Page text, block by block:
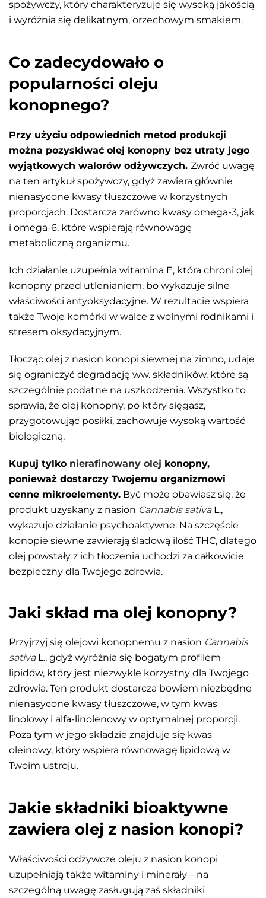
spożywczy, który charakteryzuje się wysoką jakością
i wyróżnia się delikatnym, orzechowym smakiem.
Co zadecydowało o
popularności oleju
konopnego?
Przy użyciu odpowiednich metod produkcji
można pozyskiwać olej konopny bez utraty jego
wyjątkowych walorów odżywczych. Zwróć uwagę
na ten artykuł spożywczy, gdyż zawiera głównie
nienasycone kwasy tłuszczowe w korzystnych
proporcjach. Dostarcza zarówno kwasy omega-3, jak
i omega-6, które wspierają równowagę
metaboliczną organizmu.
Ich działanie uzupełnia witamina E, która chroni olej
konopny przed utlenianiem, bo wykazuje silne
właściwości antyoksydacyjne. W rezultacie wspiera
także Twoje komórki w walce z wolnymi rodnikami i
stresem oksydacyjnym.
Tłocząc olej z nasion konopi siewnej na zimno, udaje
się ograniczyć degradację ww. składników, które są
szczególnie podatne na uszkodzenia. Wszystko to
sprawia, że olej konopny, po który sięgasz,
przygotowując posiłki, zachowuje wysoką wartość
biologiczną.
Kupuj tylko nierafinowany olej konopny,
ponieważ dostarczy Twojemu organizmowi
cenne mikroelementy. Być może obawiasz się, że
produkt uzyskany z nasion Cannabis sativa L.,
wykazuje działanie psychoaktywne. Na szczęście
konopie siewne zawierają śladową ilość THC, dlatego
olej powstały z ich tłoczenia uchodzi za całkowicie
bezpieczny dla Twojego zdrowia.
Jaki skład ma olej konopny?
Przyjrzyj się olejowi konopnemu z nasion Cannabis
sativa L., gdyż wyróżnia się bogatym profilem
lipidów, który jest niezwykle korzystny dla Twojego
zdrowia. Ten produkt dostarcza bowiem niezbędne
nienasycone kwasy tłuszczowe, w tym kwas
linolowy i alfa-linolenowy w optymalnej proporcji.
Poza tym w jego składzie znajduje się kwas
oleinowy, który wspiera równowagę lipidową w
Twoim ustroju.
Jakie składniki bioaktywne
zawiera olej z nasion konopi?
Właściwości odżywcze oleju z nasion konopi
uzupełniają także witaminy i minerały – na
szczególną uwagę zasługują zaś składniki